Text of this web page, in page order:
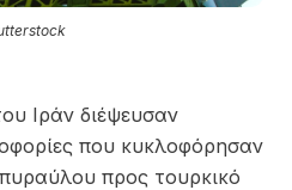
Ιράν διέψευσαν
που κυκλοφόρησαν
προς τουρκικό